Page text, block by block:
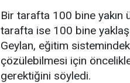
Bir tarafta 100 bine yakın
tarafta ise 100 bine
Geylan, eğitim
çözülebilmesi için
gerektiğini söyledi.